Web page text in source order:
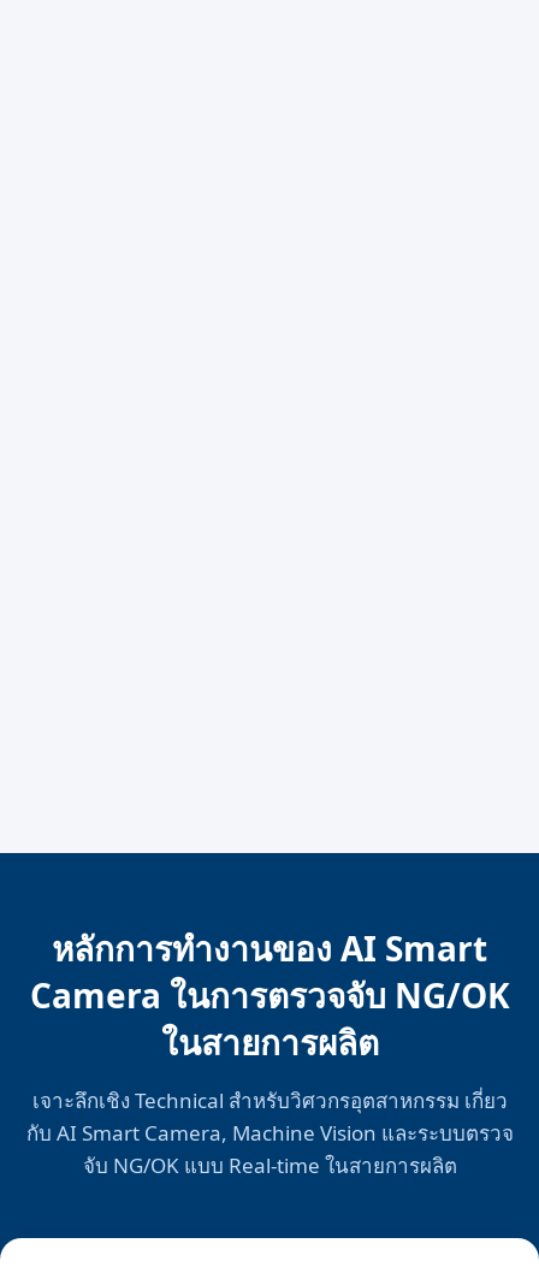
หลักการทำงานของ AI Smart
Camera ในการตรวจจับ NG/OK
ในสายการผลิต
เจาะลึกเชิง Technical สำหรับวิศวกรอุตสาหกรรม เกี่ยว
กับ AI Smart Camera, Machine Vision และระบบตรวจ
จับ NG/OK แบบ Real-time ในสายการผลิต